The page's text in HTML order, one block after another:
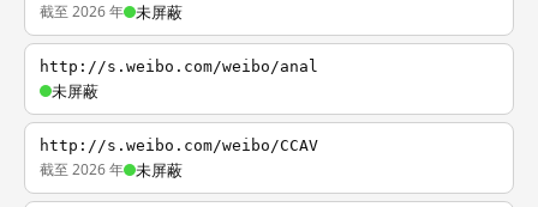
截至 2026 年 未屏蔽
http://s.weibo.com/weibo/anal
未屏蔽
http://s.weibo.com/weibo/CCAV
截至 2026 年 未屏蔽